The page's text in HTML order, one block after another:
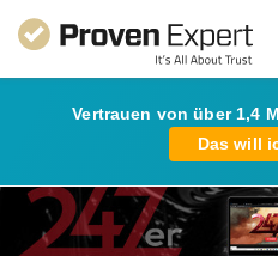
Vertrauen von über 1,4
Das will